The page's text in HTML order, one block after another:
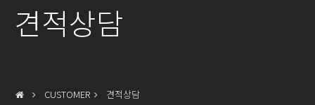
견적상담
CUSTOMER 견적상담